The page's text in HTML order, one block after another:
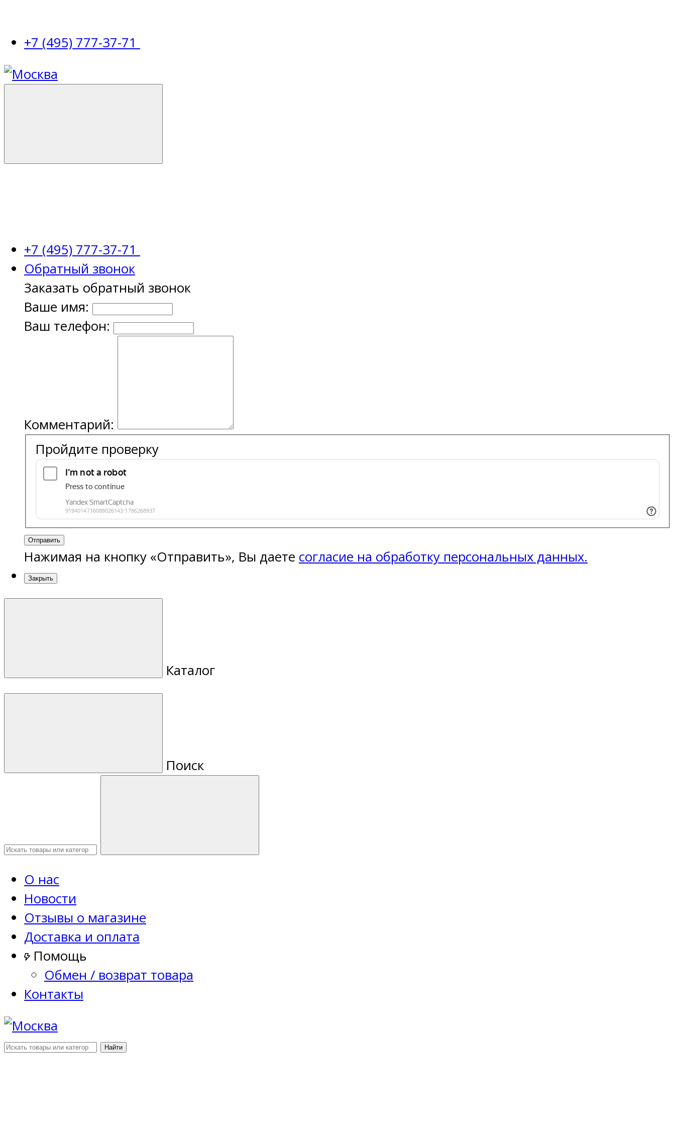
+7 (495) 777-37-71
+7 (495) 777-37-71
Обратный звонок
Заказать обратный звонок
Ваше имя:
Ваш телефон:
Комментарий:
Пройдите проверку
Отправить
Нажимая на кнопку «Отправить», Вы даете согласие на обработку персональных данных.
Закрыть
Каталог
Поиск
О нас
Новости
Отзывы о магазине
Доставка и оплата
Помощь
Обмен / возврат товара
Контакты
Найти